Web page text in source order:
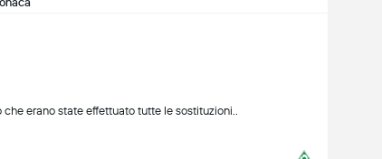
erano state effettuato tutte le sostituzioni..